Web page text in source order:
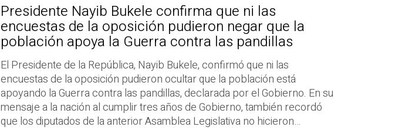
Presidente Nayib Bukele confirma que ni las
encuestas de la oposición pudieron negar que la
población apoya la Guerra contra las pandillas
El Presidente de la República, Nayib Bukele, confirmó que ni las
encuestas de la oposición pudieron ocultar que la población está
apoyando la Guerra contra las pandillas, declarada por el Gobierno. En su
mensaje a la nación al cumplir tres años de Gobierno, también recordó
que los diputados de la anterior Asamblea Legislativa no hicieron…